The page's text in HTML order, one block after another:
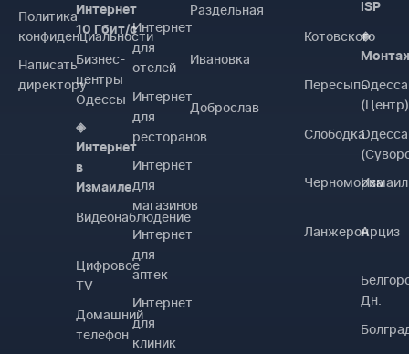
Политика
конфиденциальности
Написать
директору
Интернет
10 Гбит/с
Бизнес-
центры
Одессы
◈
Интернет
в
Измаиле
Видеонаблюдение
Цифровое
TV
Домашний
телефон
Интернет
для
отелей
Интернет
для
ресторанов
Интернет
для
магазинов
Интернет
для
аптек
Интернет
для
клиник
Раздельная
Ивановка
Доброслав
Котовского
Пересыпь
Слободка
Черноморка
Ланжерон
ISP
◈
Одесса
(Центр)
Одесса
Измаил
Арциз
Дн.